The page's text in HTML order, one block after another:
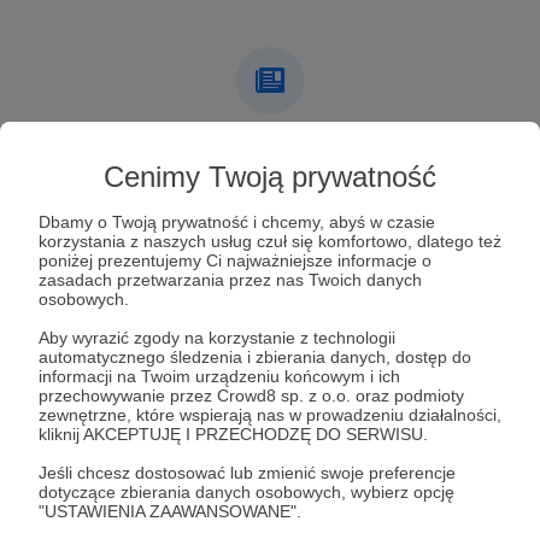
Cenimy Twoją prywatność
Dbamy o Twoją prywatność i chcemy, abyś w czasie
korzystania z naszych usług czuł się komfortowo, dlatego też
poniżej prezentujemy Ci najważniejsze informacje o
zasadach przetwarzania przez nas Twoich danych
osobowych.
Aby wyrazić zgody na korzystanie z technologii
automatycznego śledzenia i zbierania danych, dostęp do
informacji na Twoim urządzeniu końcowym i ich
przechowywanie przez Crowd8 sp. z o.o. oraz podmioty
zewnętrzne, które wspierają nas w prowadzeniu działalności,
kliknij AKCEPTUJĘ I PRZECHODZĘ DO SERWISU.
Jeśli chcesz dostosować lub zmienić swoje preferencje
dotyczące zbierania danych osobowych, wybierz opcję
"USTAWIENIA ZAAWANSOWANE".
Autor nie dodał jeszcze żadnych postów
Dołącz do grona Patronów!